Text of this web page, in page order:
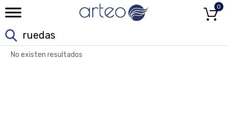
0
No existen resultados